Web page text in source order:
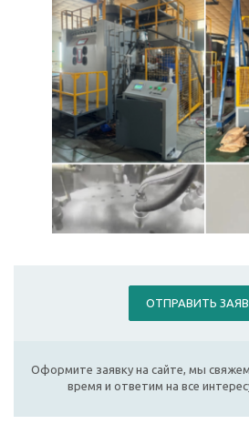
ОТПРАВИТЬ
Оформите заявку на сайте, мы
время и ответим на все